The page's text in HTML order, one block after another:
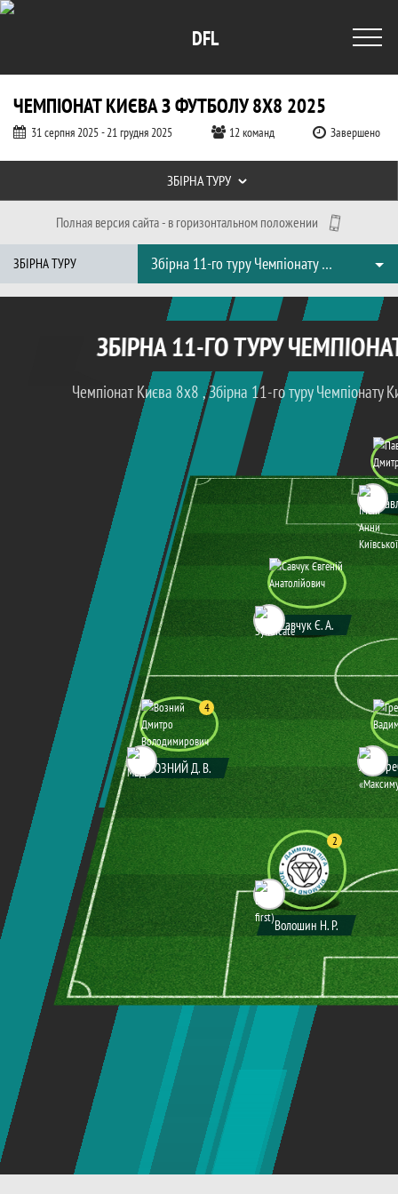
DFL
ЧЕМПІОНАТ КИЄВА З ФУТБОЛУ 8Х8 2025
31 серпня 2025 - 21 грудня 2025 12 команд Завершено
Полная версия сайта - в горизонтальном положении
Збірні тури, Чемпіонат Києва з
ЗБІРНА ТУРУ Збірна 11-го туру Чемпіонату Києва Diamond League 8x8, Прем'єр Ліга 8x8 2025, 11 тур
ЗБІРНА 11-ГО ТУРУ
Чемпіонат Києва 8x8 , Збірна 11-го туру
Савчук Є. А.
ВОЗНИЙ Д. В.
4
ЗБІРНА ТУРУ
Таблиці турніру